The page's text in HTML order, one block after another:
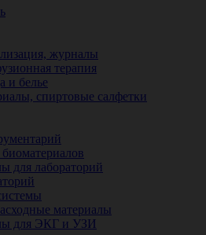
журналы
терапия
и белье
спиртовые салфетки
для лабораторий
материалы
для ЭКГ и УЗИ